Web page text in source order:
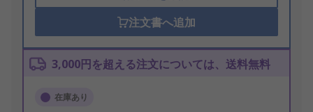
注文書へ追加
3,000円を超える注文については、送料無料
在庫あり